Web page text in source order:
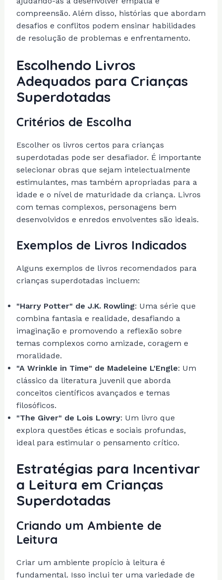
compreensão. Além disso, histórias que abordam
desafios e conflitos podem ensinar habilidades
de resolução de problemas e enfrentamento.
Escolhendo Livros
Adequados para Crianças
Superdotadas
Critérios de Escolha
Escolher os livros certos para crianças
superdotadas pode ser desafiador. É importante
selecionar obras que sejam intelectualmente
estimulantes, mas também apropriadas para a
idade e o nível de maturidade da criança. Livros
com temas complexos, personagens bem
desenvolvidos e enredos envolventes são ideais.
Exemplos de Livros Indicados
Alguns exemplos de livros recomendados para
crianças superdotadas incluem:
"Harry Potter" de J.K. Rowling: Uma série que
combina fantasia e realidade, desafiando a
imaginação e promovendo a reflexão sobre
temas complexos como amizade, coragem e
moralidade.
"A Wrinkle in Time" de Madeleine L'Engle: Um
clássico da literatura juvenil que aborda
conceitos científicos avançados e temas
filosóficos.
"The Giver" de Lois Lowry: Um livro que
explora questões éticas e sociais profundas,
ideal para estimular o pensamento crítico.
Estratégias para Incentivar
a Leitura em Crianças
Superdotadas
Criando um Ambiente de
Leitura
Criar um ambiente propício à leitura é
fundamental. Isso inclui ter uma variedade de